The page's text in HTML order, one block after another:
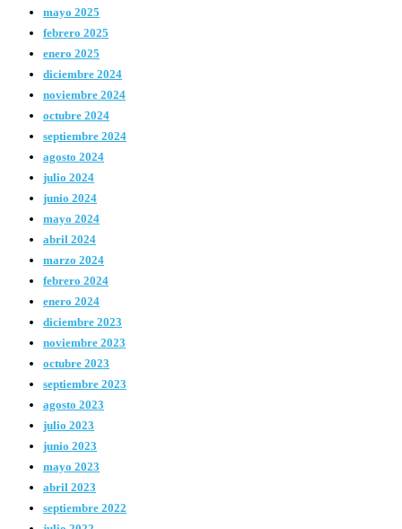
mayo 2025
febrero 2025
enero 2025
diciembre 2024
noviembre 2024
octubre 2024
septiembre 2024
agosto 2024
julio 2024
junio 2024
mayo 2024
abril 2024
marzo 2024
febrero 2024
enero 2024
diciembre 2023
noviembre 2023
octubre 2023
septiembre 2023
agosto 2023
julio 2023
junio 2023
mayo 2023
abril 2023
septiembre 2022